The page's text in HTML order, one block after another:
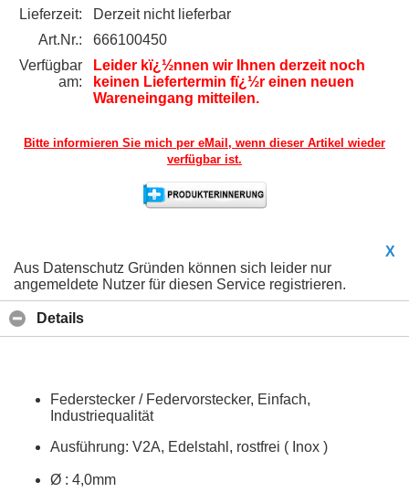
Lieferzeit:
Derzeit nicht lieferbar
Art.Nr.:
666100450
Verfügbar
am:
Leider kï¿½nnen wir Ihnen derzeit noch
keinen Liefertermin fï¿½r einen neuen
Wareneingang mitteilen.
Bitte informieren Sie mich per eMail, wenn dieser Artikel wieder
verfügbar ist.
X
Aus Datenschutz Gründen können sich leider nur
angemeldete Nutzer für diesen Service registrieren.
Details
Federstecker / Federvorstecker, Einfach,
Industriequalität
Ausführung: V2A, Edelstahl, rostfrei ( Inox )
Ø : 4,0mm